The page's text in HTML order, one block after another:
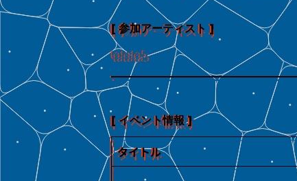
[ 参加アーティスト ]
tatata5
[ イベント情報 ]
タイトル